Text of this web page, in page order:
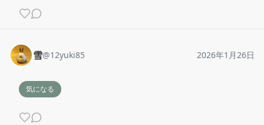
雪@12yuki85 2026年1月26日
気になる